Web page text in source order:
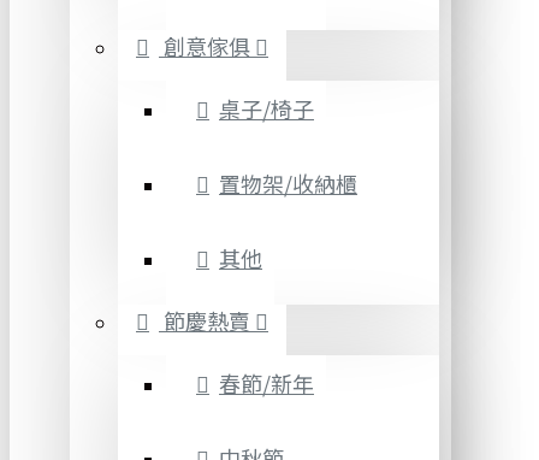
創意傢俱
桌子/椅子
置物架/收納櫃
其他
節慶熱賣
春節/新年